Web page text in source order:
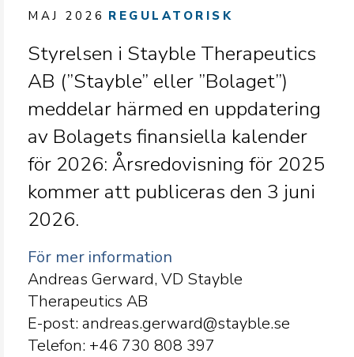
MAJ 2026 REGULATORISK
Styrelsen i Stayble Therapeutics
AB (”Stayble” eller ”Bolaget”)
meddelar härmed en uppdatering
av Bolagets finansiella kalender
för 2026: Årsredovisning för 2025
kommer att publiceras den 3 juni
2026.
För mer information
Andreas Gerward, VD Stayble
Therapeutics AB
E-post: andreas.gerward@stayble.se
Telefon: +46 730 808 397